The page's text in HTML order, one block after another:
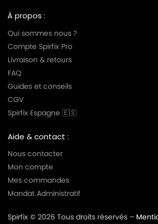
À propos :
Qui sommes nous ?
Compte Spirfix Pro
Livraison & retours
FAQ
Guides et conseils
CGV
Spirfix Espagne 🇪🇸
Aide & contact :
Nous contacter
Mon compte
Mes commandes
Mandat Administratif
Spirfix © 2026 Tous droits réservés –